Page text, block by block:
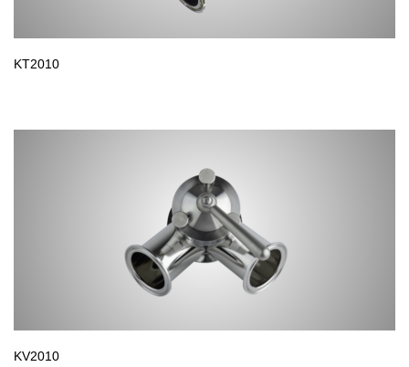
KT2010
KV2010